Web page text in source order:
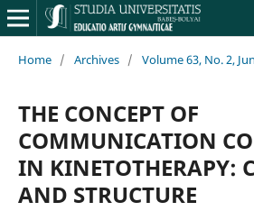
Home / Archives / Volume 63, No. 2,
THE CONCEPT OF
COMMUNICATION
IN KINETOTHERAPY:
AND STRUCTURE